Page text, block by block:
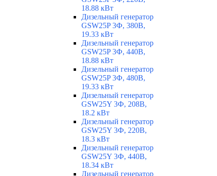
18.88 кВт
Дизельный генератор
GSW25P 3Ф, 380В,
19.33 кВт
Дизельный генератор
GSW25P 3Ф, 440В,
18.88 кВт
Дизельный генератор
GSW25P 3Ф, 480В,
19.33 кВт
Дизельный генератор
GSW25Y 3Ф, 208В,
18.2 кВт
Дизельный генератор
GSW25Y 3Ф, 220В,
18.3 кВт
Дизельный генератор
GSW25Y 3Ф, 440В,
18.34 кВт
Дизельный генератор